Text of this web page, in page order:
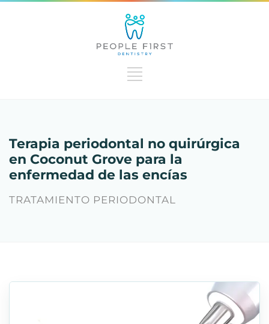
Terapia periodontal no quirúrgica
en Coconut Grove para la
enfermedad de las encías
TRATAMIENTO PERIODONTAL